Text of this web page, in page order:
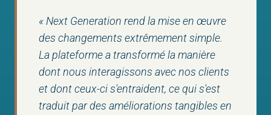
« Next Generation rend la mise en œuvre
des changements extrêmement simple.
La plateforme a transformé la manière
dont nous interagissons avec nos clients
et dont ceux-ci s'entraident, ce qui s'est
traduit par des améliorations tangibles en